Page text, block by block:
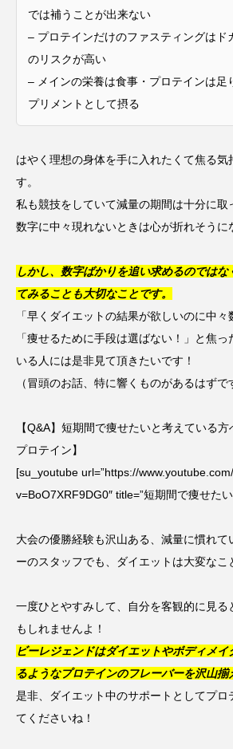
では補うことが出来ない
– プロテインだけのファスティングはド
のリスクが高い
– メインの栄養は食事・プロテインは足
プリメントとして摂る
はやく理想の身体を手に入れたくて焦る気
す。
私も競技をしていて減量の期間は十分に取
数字に中々現れないときは心が折れそうに
しかし、数字ばかりを追い求めるのでは
てみることも大切なことです。
「早くダイエットの結果が欲しいのに中々
「痩せるために手段は選ばない！」と焦
いる人には是非見て頂きたいです！
（冒頭のお話、特に響くものがあるはずで
【Q&A】短期間で痩せたいと考えている
プロテイン】
[su_youtube url=”https://
v=BoO7XRF9DG0″ title=”短期間で痩せたい
大会の優勝経験も沢山ある、減量に慣れ
ーのスタッフでも、ダイエットは大変なこ
一度ひとやすみして、自分を客観的に見る
もしれませんよ！
ビーレジェンドはダイエットやボディメ
るようなプロテインのフレーバーを沢山揃
是非、ダイエット中のサポートとしてプロ
てくださいね！